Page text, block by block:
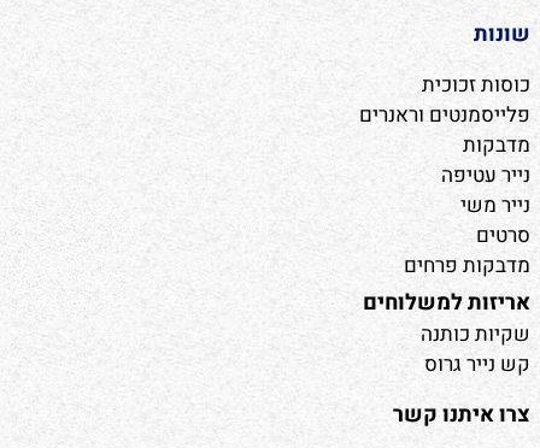
שונות
כוסות זכוכית
פלייסמנטים וראנרים
מדבקות
נייר עטיפה
נייר משי
סרטים
מדבקות פרחים
אריזות למשלוחים
שקיות כותנה
קש נייר גרוס
צרו איתנו קשר